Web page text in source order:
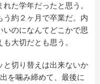
た学年だったと思う。
う約２ヶ月で卒業だ。内
のになんてどこかで思
大切だとも思う。
切り替えは出来ないか
を噛み締めて、最後に